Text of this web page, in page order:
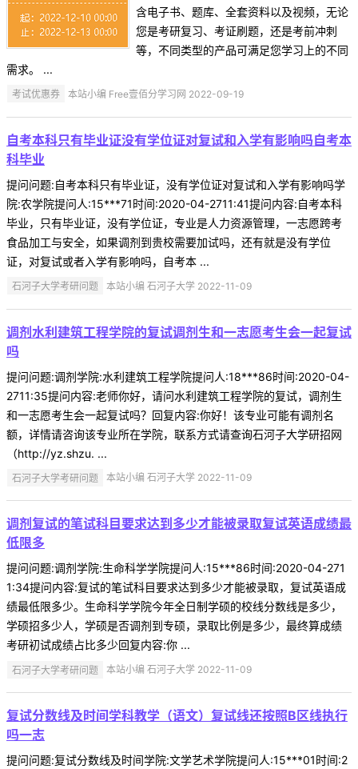
含电子书、题库、全套资料以及视频，无论
您是考研复习、考证刷题，还是考前冲刺
等，不同类型的产品可满足您学习上的不同
需求。 ...
考试优惠券 本站小编 Free壹佰分学习网 2022-09-19
自考本科只有毕业证没有学位证对复试和入学有影响吗自考本
科毕业
提问问题:自考本科只有毕业证，没有学位证对复试和入学有影响吗学
院:农学院提问人:15***71时间:2020-04-2711:41提问内容:自考本科
毕业，只有毕业证，没有学位证，专业是人力资源管理，一志愿跨考
食品加工与安全，如果调剂到贵校需要加试吗，还有就是没有学位
证，对复试或者入学有影响吗，自考本 ...
石河子大学考研问题 本站小编 石河子大学 2022-11-09
调剂水利建筑工程学院的复试调剂生和一志愿考生会一起复试
吗
提问问题:调剂学院:水利建筑工程学院提问人:18***86时间:2020-04-
2711:35提问内容:老师你好，请问水利建筑工程学院的复试，调剂生
和一志愿考生会一起复试吗？回复内容:你好！该专业可能有调剂名
额，详情请咨询该专业所在学院，联系方式请查询石河子大学研招网
（http://yz.shzu. ...
石河子大学考研问题 本站小编 石河子大学 2022-11-09
调剂复试的笔试科目要求达到多少才能被录取复试英语成绩最
低限多
提问问题:调剂学院:生命科学学院提问人:15***86时间:2020-04-271
1:34提问内容:复试的笔试科目要求达到多少才能被录取，复试英语成
绩最低限多少。生命科学学院今年全日制学硕的校线分数线是多少，
学硕招多少人，学硕是否调剂到专硕，录取比例是多少，最终算成绩
考研初试成绩占比多少回复内容:你 ...
石河子大学考研问题 本站小编 石河子大学 2022-11-09
复试分数线及时间学科教学（语文）复试线还按照B区线执行
吗一志
提问问题:复试分数线及时间学院:文学艺术学院提问人:15***01时间:2